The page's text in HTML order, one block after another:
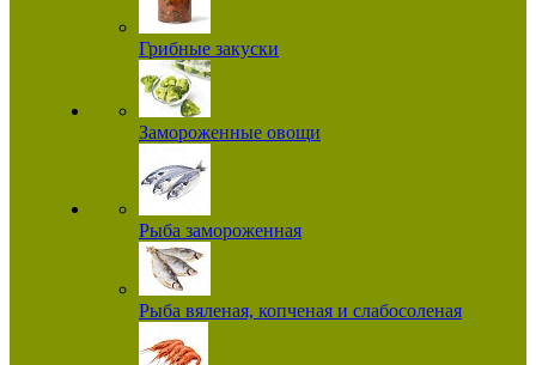
Грибные закуски
Замороженные овощи
Рыба замороженная
Рыба вяленая, копченая и слабосоленая